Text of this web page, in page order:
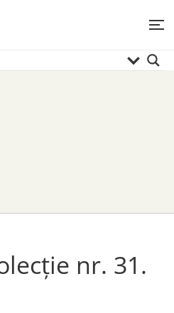
nr. 31.